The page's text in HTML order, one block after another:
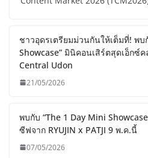
ชาวอุดรเตรียมม่วนกันให้เต็มที่! พบ
Showcase” มินิคอนเสิร์ตสุดเอ็กซ์
Central Udon
21/05/2026
พบกับ “The 1 Day Mini
ซีฟจาก RYUJIN x PATJI 9 พ.ค.นี้
07/05/2026